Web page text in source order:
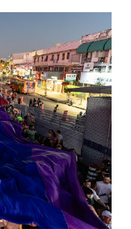
Mauro Cid,
o ex-
general Paulo
o general da
Casa Civil e da
tentativa de
Direito, golpe de